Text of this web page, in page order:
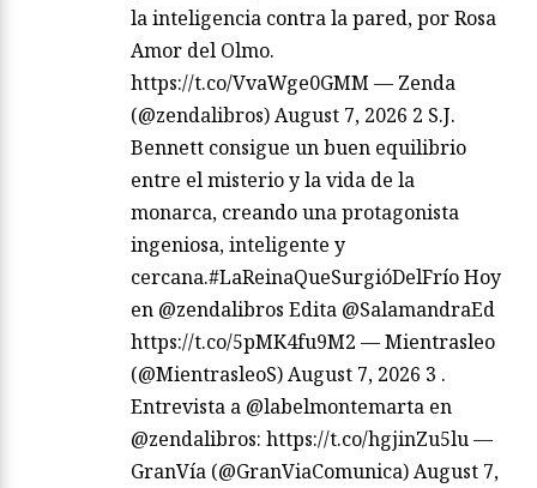
la inteligencia contra la pared, por Rosa
Amor del Olmo.
https://t.co/VvaWge0GMM — Zenda
(@zendalibros) August 7, 2026 2 S.J.
Bennett consigue un buen equilibrio
entre el misterio y la vida de la
monarca, creando una protagonista
ingeniosa, inteligente y
cercana.#LaReinaQueSurgióDelFrío Hoy
en @zendalibros Edita @SalamandraEd
https://t.co/5pMK4fu9M2 — Mientrasleo
(@MientrasleoS) August 7, 2026 3 .
Entrevista a @labelmontemarta en
@zendalibros: https://t.co/hgjinZu5lu —
GranVía (@GranViaComunica) August 7,